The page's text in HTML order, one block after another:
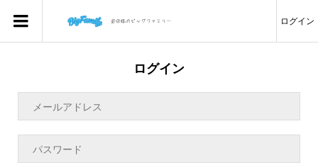
ログイン
ログイン